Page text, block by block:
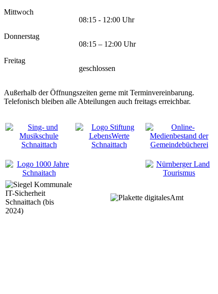
Mittwoch
08:15 - 12:00 Uhr
Donnerstag
08:15 – 12:00 Uhr
Freitag
geschlossen
Außerhalb der Öffnungszeiten gerne mit Terminvereinbarung.
Telefonisch bleiben alle Abteilungen auch freitags erreichbar.